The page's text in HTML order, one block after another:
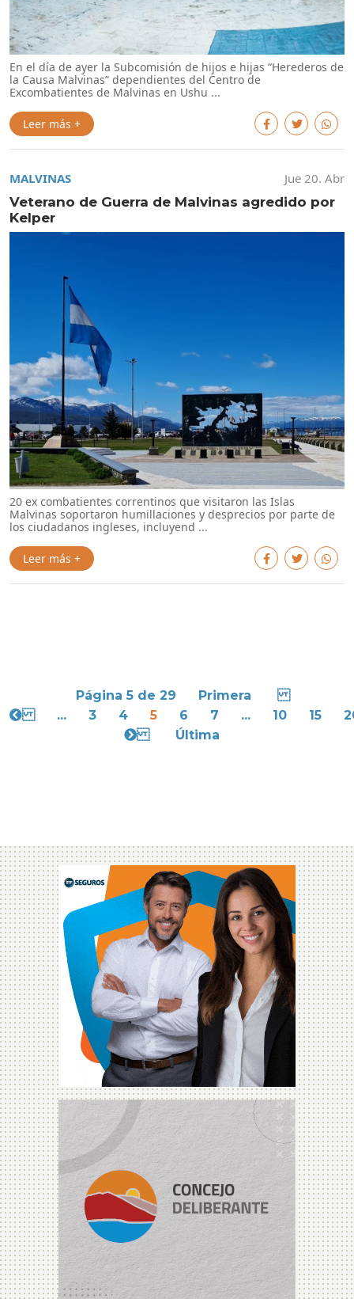
En el día de ayer la Subcomisión de hijos e hijas “Herederos de
la Causa Malvinas” dependientes del Centro de
Excombatientes de Malvinas en Ushu ...
Leer más +
MALVINAS
Jue 20. Abr
Veterano de Guerra de Malvinas agredido por
Kelper
20 ex combatientes correntinos que visitaron las Islas
Malvinas soportaron humillaciones y desprecios por parte de
los ciudadanos ingleses, incluyend ...
Leer más +
Página 5 de 29
Primera
...
3 4 5 6 7 ... 10 15
Última